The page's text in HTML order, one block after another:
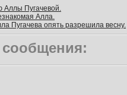
Пугачевой.
Алла.
Пугачева опять разрешила весну.